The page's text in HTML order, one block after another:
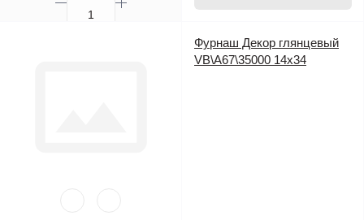
Фурнаш Декор глянцевый
VB\A67\35000 14х34